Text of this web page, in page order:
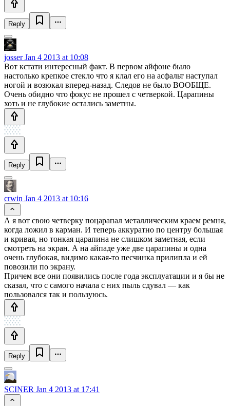
Reply
josserJan 4 2013 at 10:08
Вот кстати интересный факт. В первом айфоне было
настолько крепкое стекло что я клал его на асфальт наступал
ногой и возюкал вперед-назад. Следов не было ВООБЩЕ.
Очень обидно что фокус не прошел с четверкой. Царапины
хоть и не глубокие остались заметны.
Reply
crwin Jan 4 2013 at 10:16
А я вот свою четверку поцарапал металлическим краем ремня,
когда ложил в карман. И теперь аккуратно по центру большая
и кривая, но тонкая царапина не слишком заметная, если
смотреть на экран. А на айпаде уже две царапины и одна
очень глубокая, видимо какая-то песчинка прилипла и ей
повозили по экрану.
Причем все они появились после года эксплуатации и я бы не
сказал, что с самого начала с них пыль сдувал — как
пользовался так и пользуюсь.
Reply
SCINER Jan 4 2013 at 17:41